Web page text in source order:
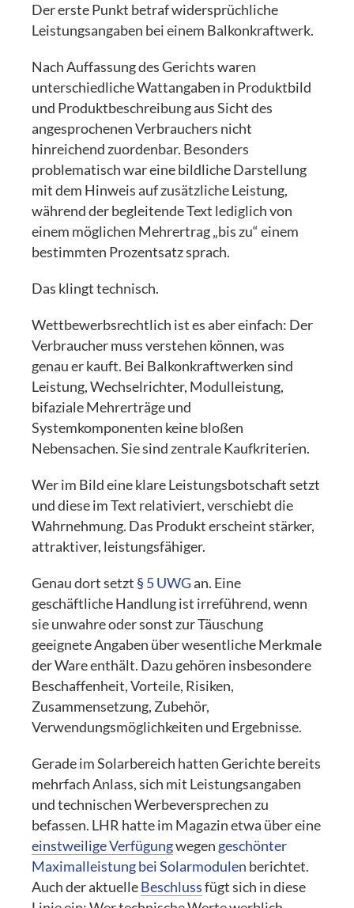
Der erste Punkt betraf widersprüchliche
Leistungsangaben bei einem Balkonkraftwerk.
Nach Auffassung des Gerichts waren
unterschiedliche Wattangaben in Produktbild
und Produktbeschreibung aus Sicht des
angesprochenen Verbrauchers nicht
hinreichend zuordenbar. Besonders
problematisch war eine bildliche Darstellung
mit dem Hinweis auf zusätzliche Leistung,
während der begleitende Text lediglich von
einem möglichen Mehrertrag „bis zu“ einem
bestimmten Prozentsatz sprach.
Das klingt technisch.
Wettbewerbsrechtlich ist es aber einfach: Der
Verbraucher muss verstehen können, was
genau er kauft. Bei Balkonkraftwerken sind
Leistung, Wechselrichter, Modulleistung,
bifaziale Mehrerträge und
Systemkomponenten keine bloßen
Nebensachen. Sie sind zentrale Kaufkriterien.
Wer im Bild eine klare Leistungsbotschaft setzt
und diese im Text relativiert, verschiebt die
Wahrnehmung. Das Produkt erscheint stärker,
attraktiver, leistungsfähiger.
Genau dort setzt § 5 UWGan. Eine
geschäftliche Handlung ist irreführend, wenn
sie unwahre oder sonst zur Täuschung
geeignete Angaben über wesentliche Merkmale
der Ware enthält. Dazu gehören insbesondere
Beschaffenheit, Vorteile, Risiken,
Zusammensetzung, Zubehör,
Verwendungsmöglichkeiten und Ergebnisse.
Gerade im Solarbereich hatten Gerichte bereits
mehrfach Anlass, sich mit Leistungsangaben
und technischen Werbeversprechen zu
befassen. LHR hatte im Magazin etwa über eine
einstweilige Verfügungwegengeschönter
Maximalleistung bei Solarmodulen berichtet.
Auch der aktuelleBeschlussfügt sich in diese